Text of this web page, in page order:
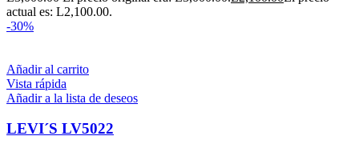
actual es: L2,100.00.
-30%
Añadir al carrito
Vista rápida
Añadir a la lista de deseos
LEVI´S LV5022